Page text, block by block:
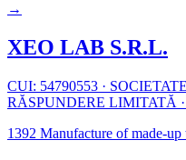
→
XEO LAB S.R.L.
CUI: 54790553 ·
RĂSPUNDERE LIMITATĂ ·
1392 Manufacture of made-up